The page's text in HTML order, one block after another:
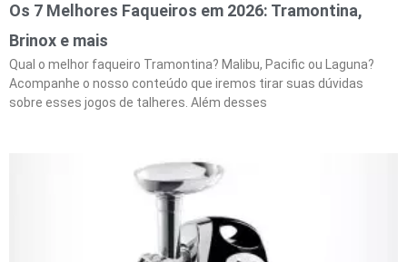
Os 7 Melhores Faqueiros em 2026: Tramontina,
Brinox e mais
Qual o melhor faqueiro Tramontina? Malibu, Pacific ou Laguna?
Acompanhe o nosso conteúdo que iremos tirar suas dúvidas
sobre esses jogos de talheres. Além desses